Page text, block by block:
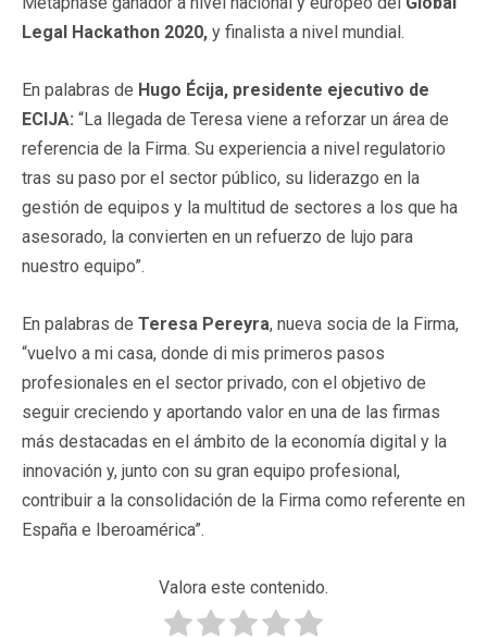
Legal Hackathon 2020, y finalista a nivel mundial.
En palabras de Hugo Écija, presidente ejecutivo de
ECIJA: “La llegada de Teresa viene a reforzar un área de
referencia de la Firma. Su experiencia a nivel regulatorio
tras su paso por el sector público, su liderazgo en la
gestión de equipos y la multitud de sectores a los que ha
asesorado, la convierten en un refuerzo de lujo para
nuestro equipo”.
En palabras de Teresa Pereyra, nueva socia de la Firma,
“vuelvo a mi casa, donde di mis primeros pasos
profesionales en el sector privado, con el objetivo de
seguir creciendo y aportando valor en una de las firmas
más destacadas en el ámbito de la economía digital y la
innovación y, junto con su gran equipo profesional,
contribuir a la consolidación de la Firma como referente en
España e Iberoamérica”.
Valora este contenido.